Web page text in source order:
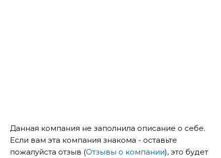
Данная компания не заполнила описание о себе.
Если вам эта компания знакома - оставьте
пожалуйста отзыв (Отзывы о компании), это будет